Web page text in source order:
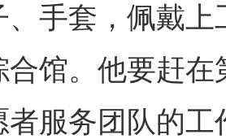
、手套，佩戴
合馆。他要赶
者服务团队的